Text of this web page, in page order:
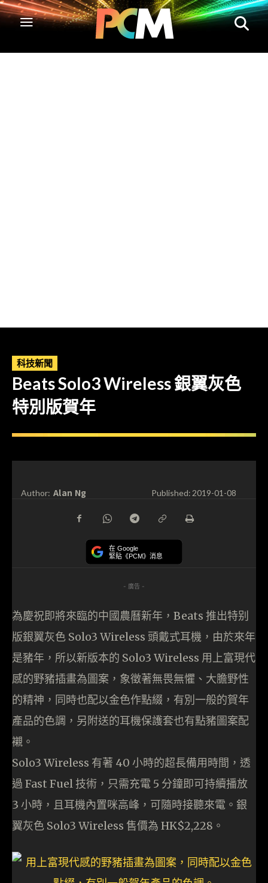
科技新聞
Beats Solo3 Wireless 銀翼灰色
特別版賀年
Author: Alan Ng Published:2019-01-08
在 Google
緊貼《PCM》消息
- 廣告 -
為慶祝即將來臨的中國農曆新年，Beats 推出特别
版銀翼灰色 Solo3 Wireless 頭戴式耳機，由於來年
是豬年，所以新版本的 Solo3 Wireless 用上富現代
感的野豬插畫為圖案，象徵著無畏無懼、大膽野性
的精神，同時也配以金色作點綴，有別一般的賀年
產品的色調，另附送的耳機保護套也有點豬圖案配
襯。
Solo3 Wireless 有著 40 小時的超長備用時間，透
過 Fast Fuel 技術，只需充電 5 分鐘即可持續播放
3 小時，且耳機內置咪高峰，可隨時接聽來電。銀
翼灰色 Solo3 Wireless 售價為 HK$2,228。